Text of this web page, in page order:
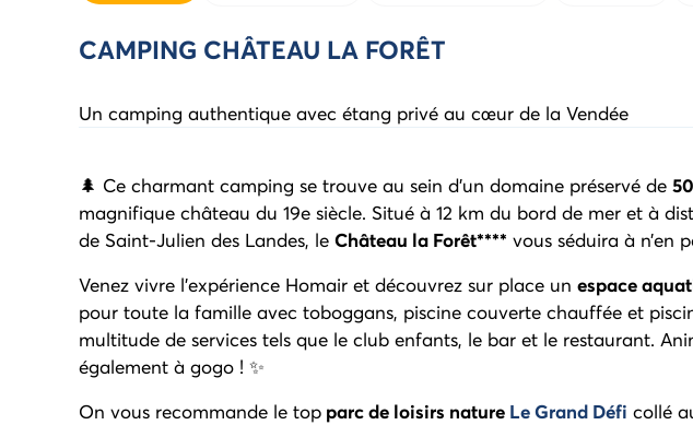
CAMPING CHÂTEAU LA FORÊT
Un camping authentique avec étang privé au cœur de la Vendée
🌲 Ce charmant camping se trouve au sein d’un domaine préservé de
magnifique château du 19e siècle. Situé à 12 km du bord de mer et à
de Saint-Julien des Landes, le Château la Forêt**** vous séduira à n’en
Venez vivre l'expérience Homair et découvrez sur place un espace
pour toute la famille avec toboggans, piscine couverte chauffée et
multitude de services tels que le club enfants, le bar et le restaurant.
également à gogo ! ✨
On vous recommande le top parc de loisirs nature Le Grand Défi collé